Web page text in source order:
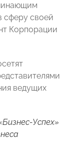
сферу своей
Корпорации
ведущих
Успех»